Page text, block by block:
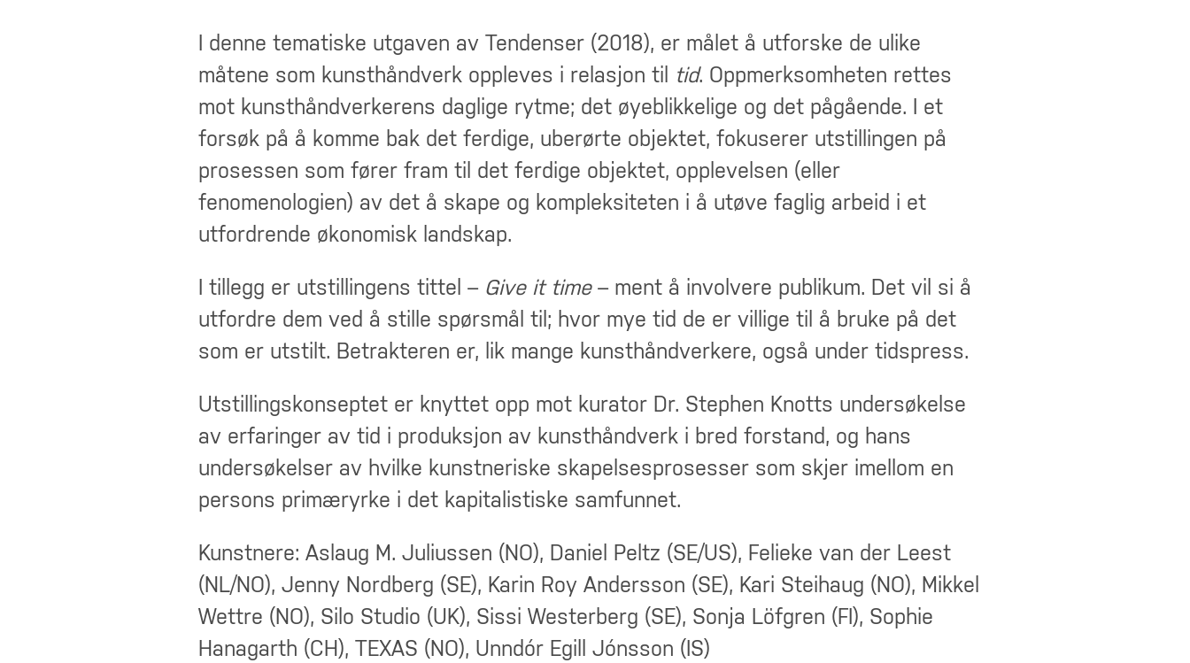
I denne tematiske utgaven av Tendenser (2018), er målet å utforske de ulike
måtene som kunsthåndverk oppleves i relasjon til
tid. Oppmerksomheten rettes
mot kunsthåndverkerens daglige rytme; det øyeblikkelige og det pågående. I et
forsøk på å komme bak det ferdige, uberørte objektet, fokuserer utstillingen på
prosessen som fører fram til det ferdige objektet, opplevelsen (eller
fenomenologien) av det å skape og kompleksiteten i å utøve faglig arbeid i et
utfordrende økonomisk landskap.
I tillegg er utstillingens tittel – Give it time– ment å involvere publikum. Det vil si å
utfordre dem ved å stille spørsmål til; hvor mye tid de er villige til å bruke på det
som er utstilt. Betrakteren er, lik mange kunsthåndverkere, også under tidspress.
Utstillingskonseptet er knyttet opp mot kurator Dr. Stephen Knotts undersøkelse
av erfaringer av tid i produksjon av kunsthåndverk i bred forstand, og hans
undersøkelser av hvilke kunstneriske skapelsesprosesser som skjer imellom en
persons primæryrke i det kapitalistiske samfunnet.
Kunstnere: Aslaug M. Juliussen (NO), Daniel Peltz (SE/US), Felieke van der Leest
(NL/NO), Jenny Nordberg (SE), Karin Roy Andersson (SE), Kari Steihaug (NO), Mikkel
Wettre (NO), Silo Studio (UK), Sissi Westerberg (SE), Sonja Löfgren (FI), Sophie
Hanagarth (CH), TEXAS (NO), Unndór Egill Jónsson (IS)